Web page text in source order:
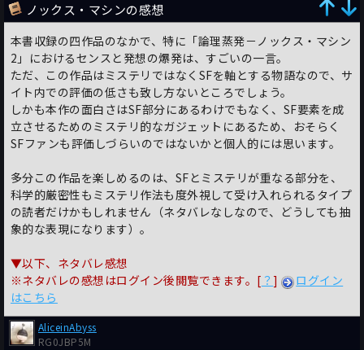
ノックス・マシンの感想
本書収録の四作品のなかで、特に「論理蒸発－ノックス・マシン
2」におけるセンスと発想の爆発は、すごいの一言。
ただ、この作品はミステリではなくSFを軸とする物語なので、サ
イト内での評価の低さも致し方ないところでしょう。
しかも本作の面白さはSF部分にあるわけでもなく、SF要素を成
立させるためのミステリ的なガジェットにあるため、おそらく
SFファンも評価しづらいのではないかと個人的には思います。
多分この作品を楽しめるのは、SFとミステリが重なる部分を、
科学的厳密性もミステリ作法も度外視して受け入れられるタイプ
の読者だけかもしれません（ネタバレなしなので、どうしても抽
象的な表現になります）。
▼以下、ネタバレ感想
※ネタバレの感想はログイン後閲覧できます。[ ？ ]
ログイン
はこちら
AliceinAbyss
RG0JBP5M